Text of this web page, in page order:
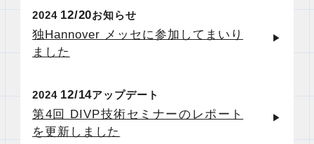
2024 12 20お知らせ
独Hannover メッセに参加してまいり
ました
2024 12 14アップデート
第4回 DIVP技術セミナーのレポート
を更新しました